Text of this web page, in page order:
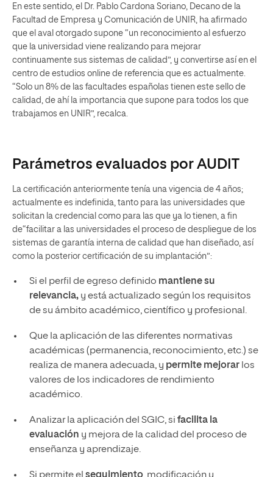
En este sentido, el Dr. Pablo Cardona Soriano, Decano de la
Facultad de Empresa y Comunicación de UNIR, ha afirmado
que e l aval otorgado supone “un reconocimiento al esfuerzo
que la universidad viene realizando para mejorar
continuamente sus sistemas de calidad”, y convertirse así en el
centro de estudios online de referencia que es actualmente.
“Solo un 8% de las facultades españolas tienen este sello de
calidad, de ahí la importancia que supone para todos los que
trabajamos en UNIR”, recalca.
Parámetros evaluados por AUDIT
La certificación anteriormente tenía una vigencia de 4 años;
actualmente es indefinida, tanto para las universidades que
solicitan la credencial como para las que ya lo tienen, a fin
de“facilitar a las universidades el proceso de despliegue de los
sistemas de garantía interna de calidad que han diseñado, así
como la posterior certificación de su implantación”:
Si el perfil de egreso definido mantiene su
relevancia,y está actualizado según los requisitos
de su ámbito académico, científico y profesional.
Que la aplicación de las diferentes normativas
académicas (permanencia, reconocimiento, etc.) se
realiza de manera adecuada, y permite mejorarlos
valores de los indicadores de rendimiento
académico.
Analizar la aplicación del SGIC, si facilita la
evaluación y mejora de la calidad del proceso de
enseñanza y aprendizaje.